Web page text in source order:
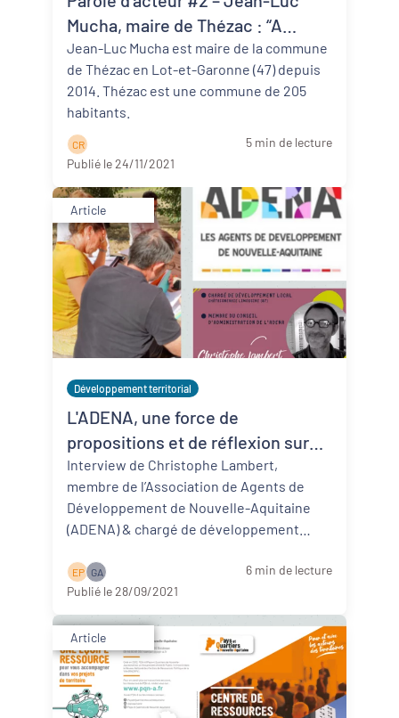
Mucha, maire de Thézac : “A
Thézac, tout le monde met la main
à la pâte”
Jean-Luc Mucha est maire de la commune
de Thézac en Lot-et-Garonne (47) depuis
2014. Thézac est une commune de 205
habitants.
C R
5 min de lecture
Publié le 24/11/2021
Article
Développement territorial
L'ADENA, une force de
propositions et de réflexion sur
les questions du développement
territorial en N-A
Interview de Christophe Lambert,
membre de l’Association de Agents de
Développement de Nouvelle-Aquitaine
(ADENA) & chargé de développement
E P G A
6 min de lecture
Publié le 28/09/2021
Article